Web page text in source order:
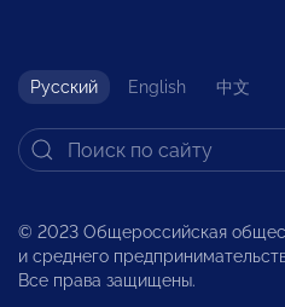
Русский English 中文
© 2023 Общероссийская
и среднего
Все права защищены.